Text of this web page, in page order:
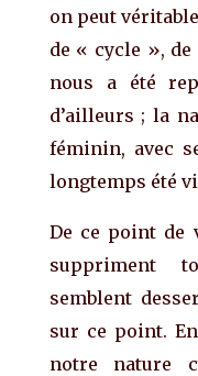
on peut
de « cycle »,
nous a été
d’ailleurs ; la
féminin, avec
longtemps été
De ce point de
suppriment
semblent
sur ce point.
notre nature